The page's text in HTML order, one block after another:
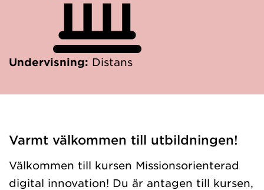
Undervisning: Distans
Varmt välkommen till utbildningen!
Välkommen till kursen Missionsorienterad
digital innovation! Du är antagen till kursen,